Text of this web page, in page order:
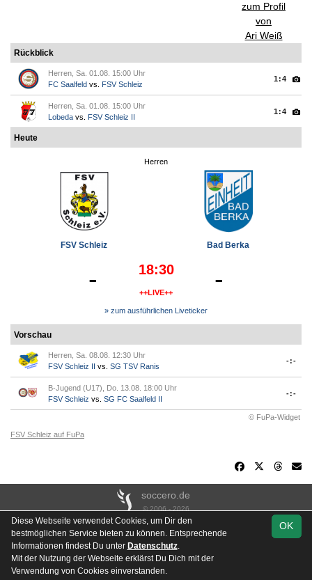
zum Profil
von
Ari Weiß
Rückblick
Herren, Sa. 01.08. 15:00 Uhr
FC Saalfeld vs. FSV Schleiz
1:4
Herren, Sa. 01.08. 15:00 Uhr
Lobeda vs. FSV Schleiz II
1:4
Heute
Herren
FSV Schleiz Bad Berka
- 18:30
++LIVE++ -
» zum ausführlichen Liveticker
Vorschau
Herren, Sa. 08.08. 12:30 Uhr
FSV Schleiz II vs. SG TSV Ranis
-:-
B-Jugend (U17), Do. 13.08. 18:00 Uhr
FSV Schleiz vs. SG FC Saalfeld II
-:-
© FuPa-Widget
FSV Schleiz auf FuPa
soccero.de
© 2006 - 2026
Besucherstatistik Kontakt Impressum Links
Datenschutz
Stadion- & Hausordnung
Gästebuch
Instagram
OK
Diese Webseite verwendet Cookies, um Dir den
bestmöglichen Service bieten zu können. Entsprechende
Informationen findest Du unter Datenschutz.
Mit der Nutzung der Webseite erklärst Du Dich mit der
Verwendung von Cookies einverstanden.